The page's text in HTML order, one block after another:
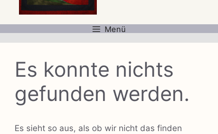
Menü
Es konnte nichts
gefunden werden.
Es sieht so aus, als ob wir nicht das finden